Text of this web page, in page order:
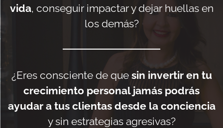
vida, conseguir impactar y dejar huellas en
los demás?
¿Eres consciente de que sin invertir en tu
crecimiento personal jamás podrás
ayudar a tus clientas desde la conciencia
y sin estrategias agresivas?